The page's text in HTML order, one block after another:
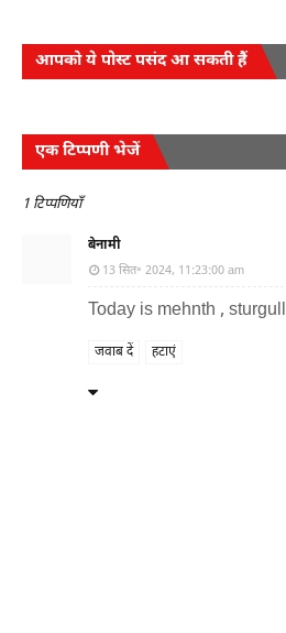
आपको ये पोस्ट पसंद आ सकती हैं
एक टिप्पणी भेजें
1 टिप्पणियाँ
बेनामी
13 सित॰ 2024, 11:23:00 am
Today is mehnth , sturgull
जवाब दें हटाएं